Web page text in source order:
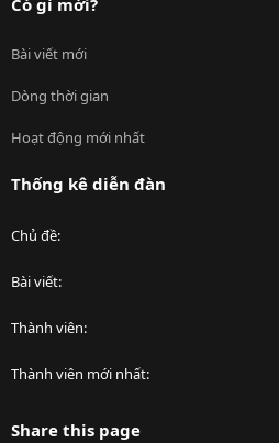
Có gì mới?
Bài viết mới
Dòng thời gian
Hoạt động mới nhất
Thống kê diễn đàn
Chủ đề
Bài viết
Thành viên
Thành viên mới nhất
Share this page